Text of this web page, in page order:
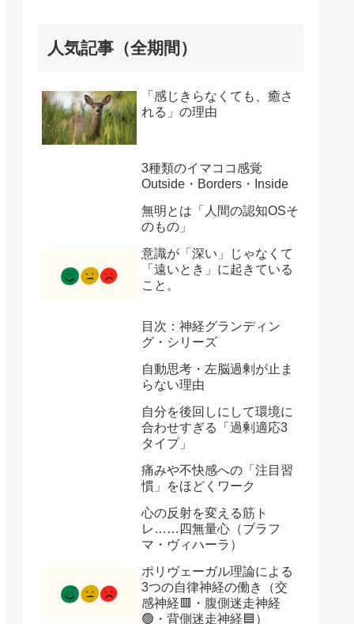
人気記事（全期間）
「感じきらなくても、癒さ
れる」の理由
3種類のイマココ感覚
Outside・Borders・Inside
無明とは「人間の認知OSそ
のもの」
意識が「深い」じゃなくて
「遠いとき」に起きている
こと。
目次：神経グランディン
グ・シリーズ
自動思考・左脳過剰が止ま
らない理由
自分を後回しにして環境に
合わせすぎる「過剰適応3
タイプ」
痛みや不快感への「注目習
慣」をほどくワーク
心の反射を変える筋ト
レ……四無量心（ブラフ
マ・ヴィハーラ）
ポリヴェーガル理論による
3つの自律神経の働き（交
感神経🟥・腹側迷走神経
🟢・背側迷走神経🟦）